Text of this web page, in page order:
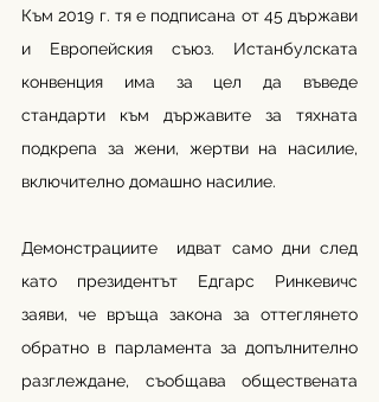
Към 2019 г. тя е подписана от 45 държави
и Европейския съюз. Истанбулската
конвенция има за цел да въведе
стандарти към държавите за тяхната
подкрепа за жени, жертви на насилие,
включително домашно насилие.
Демонстрациите  идват само дни след
като президентът Едгарс Ринкевичс
заяви, че връща закона за оттеглянето
обратно в парламента за допълнително
разглеждане, съобщава обществената